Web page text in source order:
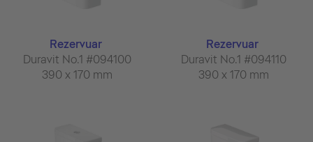
Rezervuar
Duravit No.1 #094100
390 x 170 mm
Rezervuar
Duravit No.1 #094110
390 x 170 mm